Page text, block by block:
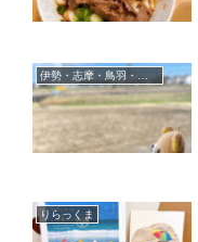
りらっくま